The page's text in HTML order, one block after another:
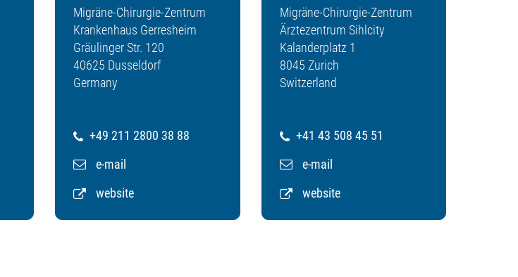
Migräne-Chirurgie-Zentrum
Krankenhaus Gerresheim
Gräulinger Str. 120
40625 Dusseldorf
Germany
+49 211 2800 38 88
e-mail
website
Migräne-Chirurgie-Zentrum
Ärztezentrum Sihlcity
Kalanderplatz 1
8045 Zurich
Switzerland
+41 43 508 45 51
e-mail
website